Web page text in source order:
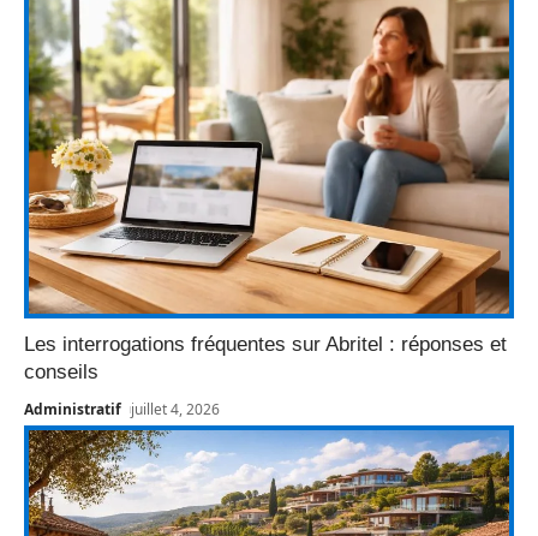
Les interrogations fréquentes sur Abritel : réponses et
conseils
Administratif juillet 4, 2026